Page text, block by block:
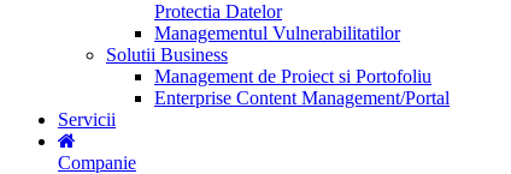
Protectia Datelor
Managementul Vulnerabilitatilor
Solutii Business
Management de Proiect si Portofoliu
Enterprise Content Management/Portal
Servicii
Companie